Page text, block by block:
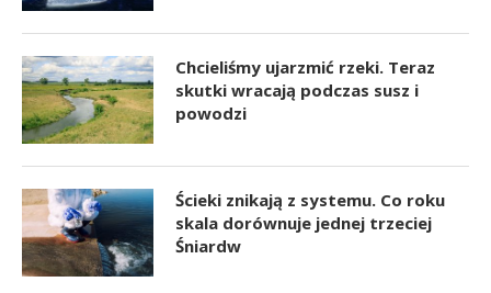
Chcieliśmy ujarzmić rzeki. Teraz
skutki wracają podczas susz i
powodzi
Ścieki znikają z systemu. Co roku
skala dorównuje jednej trzeciej
Śniardw